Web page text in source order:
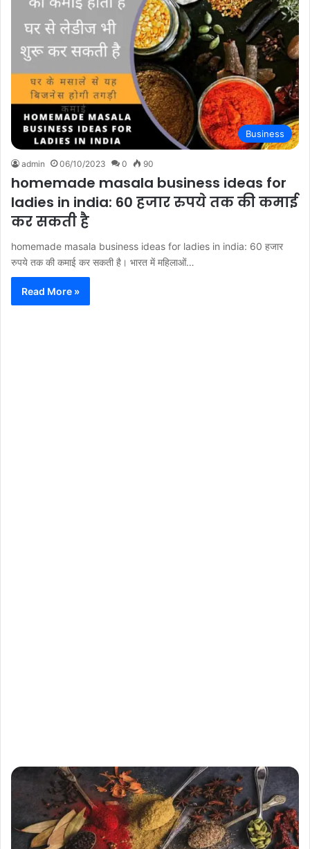
Business
admin 06/10/2023 0 90
homemade masala business ideas for
ladies in india: 60 हजार रुपये तक की कमाई
कर सकती है
homemade masala business ideas for ladies in india: 60 हजार
रुपये तक की कमाई कर सकती है। भारत में महिलाओं…
Read More »